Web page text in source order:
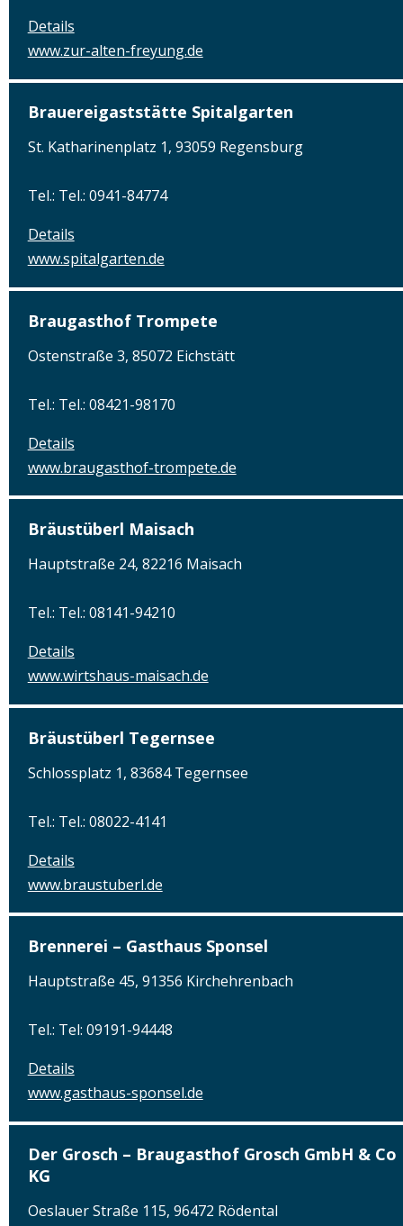
Details
www.zur-alten-freyung.de
Brauereigaststätte Spitalgarten
St. Katharinenplatz 1, 93059 Regensburg
Tel.: Tel.: 0941-84774
Details
www.spitalgarten.de
Braugasthof Trompete
Ostenstraße 3, 85072 Eichstätt
Tel.: Tel.: 08421-98170
Details
www.braugasthof-trompete.de
Bräustüberl Maisach
Hauptstraße 24, 82216 Maisach
Tel.: Tel.: 08141-94210
Details
www.wirtshaus-maisach.de
Bräustüberl Tegernsee
Schlossplatz 1, 83684 Tegernsee
Tel.: Tel.: 08022-4141
Details
www.braustuberl.de
Brennerei – Gasthaus Sponsel
Hauptstraße 45, 91356 Kirchehrenbach
Tel.: Tel: 09191-94448
Details
www.gasthaus-sponsel.de
Der Grosch – Braugasthof Grosch GmbH & Co
KG
Oeslauer Straße 115, 96472 Rödental